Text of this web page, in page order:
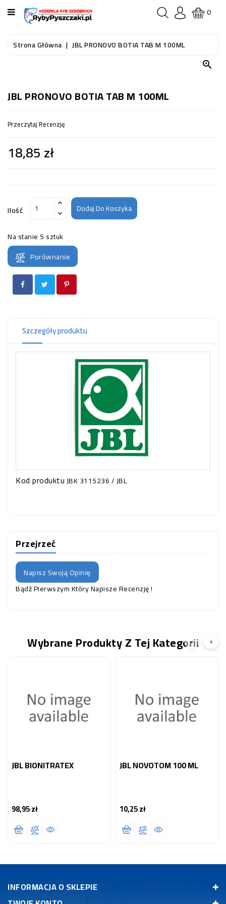
KATEGORIA
STRONA
AKWARIOWE
DO
WODNEGO
(SPRZĘT)
OCZKO
WODNE
(SPRZĘT)
KONTAKT
0
Strona Główna JBL PRONOVO BOTIA TAB M 100ML

JBL PRONOVO BOTIA TAB M 100ML
Przeczytaj Recenzję
18,85 zł
Ilość Dodaj Do Koszyka
Na stanie 5 sztuk
Porównanie
Szczegóły produktu
Kod produktuJBK 3115236 / JBL
Przejrzeć
Napisz Swoją Opinię
Bądź Pierwszym Który Napisze Recenzję !
Wybrane Produkty Z Tej Kategorii
JBL BIONITRATEX
98,95 złCena
JBL NOVOTOM 100 ML
10,25 złCena
‹ ›
INFORMACJA O SKLEPIE